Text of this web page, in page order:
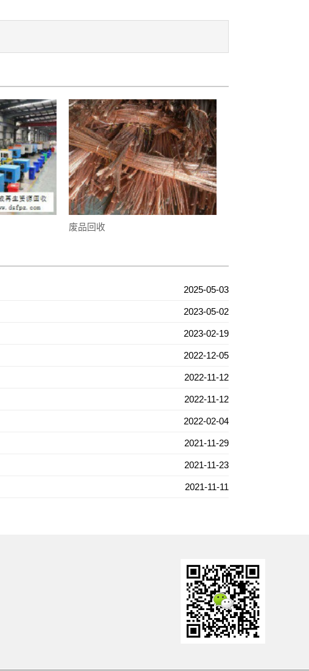
废品回收
2025-05-03
2023-05-02
2023-02-19
2022-12-05
2022-11-12
2022-11-12
2022-02-04
2021-11-29
2021-11-23
2021-11-11